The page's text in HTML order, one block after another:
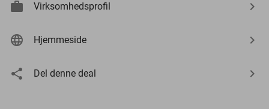
Virksomhedsprofil
Hjemmeside
Del denne deal